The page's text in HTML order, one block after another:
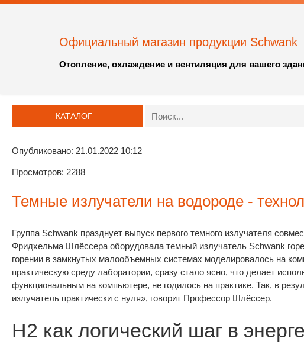
Официальный магазин продукции Schwank
Отопление, охлаждение и вентиляция для вашего
КАТАЛОГ
Опубликовано: 21.01.2022 10:12
Просмотров: 2288
Темные излучатели на водороде -
Группа Schwank празднует выпуск первого темного излучателя
Фридхельма Шлёссера оборудовала темный излучатель Schwank
горении в замкнутых малообъемных системах моделировалось на
практическую среду лаборатории, сразу стало ясно, что делает
функциональным на компьютере, не годилось на практике. Так, в
излучатель практически с нуля», говорит Профессор Шлёссер.
H2 как логический шаг в